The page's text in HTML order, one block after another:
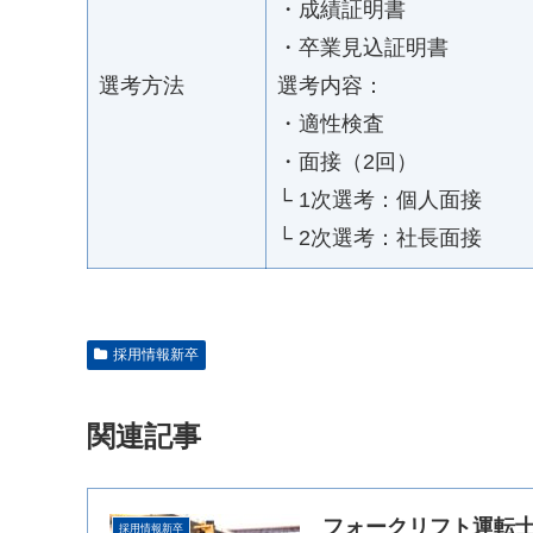
選考方法
・成績証明書
・卒業見込証明書
選考内容：
・適性検査
・面接（2回）
└ 1次選考：個人面接
└ 2次選考：社長面接
採用情報新卒
関連記事
採用情報新卒 フォークリフト運転